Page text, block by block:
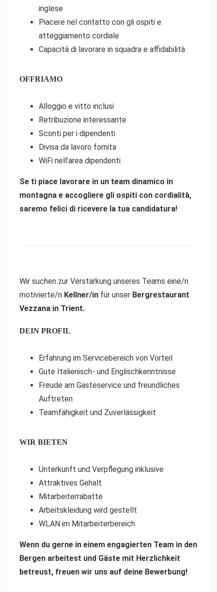
inglese
Piacere nel contatto con gli ospiti e
atteggiamento cordiale
Capacità di lavorare in squadra e affidabilità
OFFRIAMO
Alloggio e vitto inclusi
Retribuzione interessante
Sconti per i dipendenti
Divisa da lavoro fornita
WiFi nell’area dipendenti
Se ti piace lavorare in un team dinamico in
montagna e accogliere gli ospiti con cordialità,
saremo felici di ricevere la tua candidatura!
Wir suchen zur Verstärkung unseres Teams eine/n
motivierte/n Kellner/in für unser Bergrestaurant
Vezzana in Trient.
DEIN PROFIL
Erfahrung im Servicebereich von Vorteil
Gute Italienisch- und Englischkenntnisse
Freude am Gästeservice und freundliches
Auftreten
Teamfähigkeit und Zuverlässigkeit
WIR BIETEN
Unterkunft und Verpflegung inklusive
Attraktives Gehalt
Mitarbeiterrabatte
Arbeitskleidung wird gestellt
WLAN im Mitarbeiterbereich
Wenn du gerne in einem engagierten Team in den
Bergen arbeitest und Gäste mit Herzlichkeit
betreust, freuen wir uns auf deine Bewerbung!